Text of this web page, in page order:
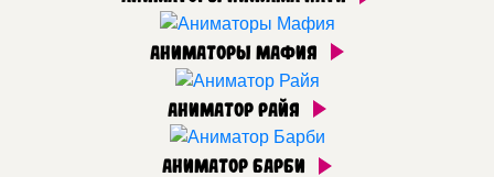
Аниматоры Мафия
Аниматор Райя
Аниматор Барби